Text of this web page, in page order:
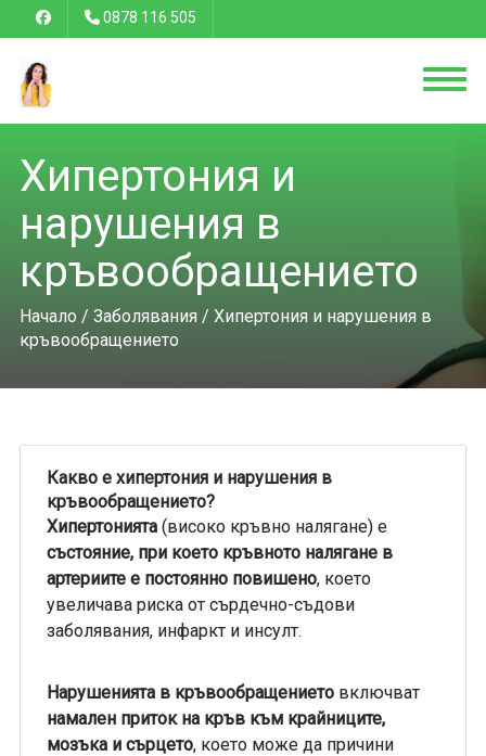
0878 116 505
Хипертония и
нарушения в
кръвообращението
Начало / Заболявания / Хипертония и нарушения в
кръвообращението
Какво е хипертония и нарушения в
кръвообращението?
Хипертонията(високо кръвно налягане) е
състояние, при което кръвното налягане в
артериите е постоянно повишено, което
увеличава риска от сърдечно-съдови
заболявания, инфаркт и инсулт.
Нарушенията в кръвообращениетовключват
намален приток на кръв към крайниците,
мозъка и сърцето, което може да причини